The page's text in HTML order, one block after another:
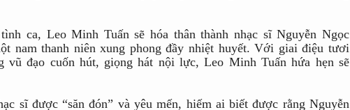
ca, Leo Minh Tuấn sẽ hóa thân thành nhạc sĩ Nguyễn Ngọc
nam thanh niên xung phong đầy nhiệt huyết. Với giai điệu tươi
vũ đạo cuốn hút, giọng hát nội lực, Leo Minh Tuấn hứa hẹn sẽ
sĩ được “săn đón” và yêu mến, hiếm ai biết được rằng Nguyễn